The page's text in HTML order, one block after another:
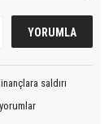
saldırı